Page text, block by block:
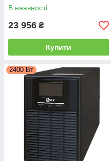
В наявності
23 956 ₴
Купити
2400 Вт